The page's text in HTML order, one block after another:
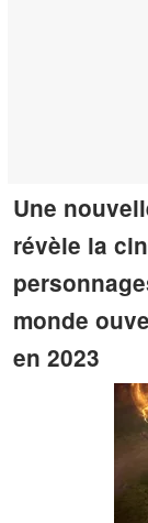
Une
révèle la
monde
en 2023